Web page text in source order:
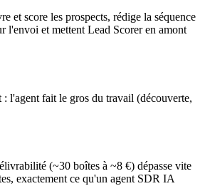
et score les prospects, rédige la séquence
l'envoi et mettent Lead Scorer en amont
l'agent fait le gros du travail (découverte,
(~30 boîtes à ~8 €) dépasse vite
exactement ce qu'un agent SDR IA